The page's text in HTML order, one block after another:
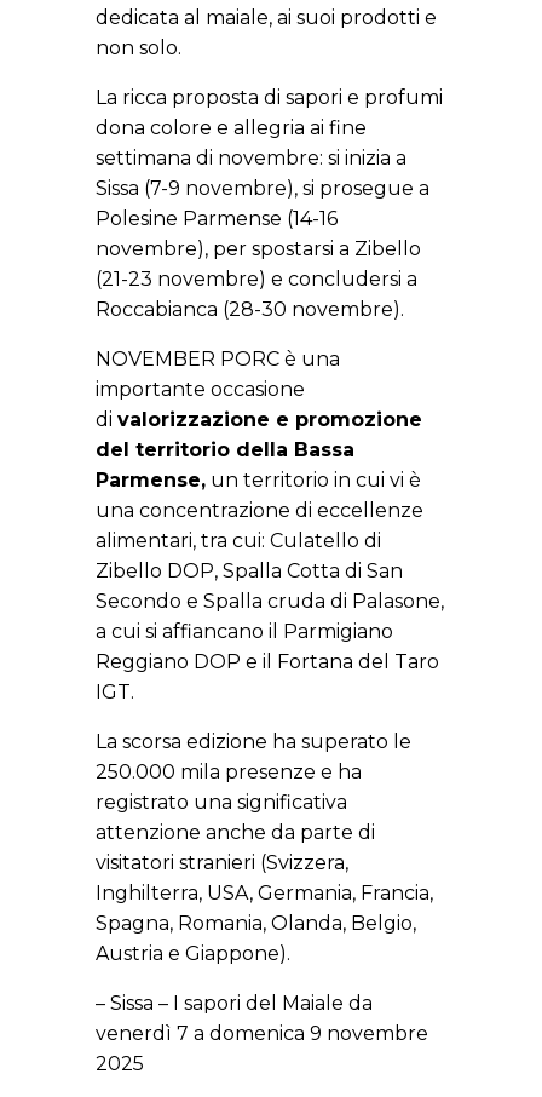
dedicata al maiale, ai suoi prodotti e
non solo.
La ricca proposta di sapori e profumi
dona colore e allegria ai fine
settimana di novembre: si inizia a
Sissa (7-9 novembre), si prosegue a
Polesine Parmense (14-16
novembre), per spostarsi a Zibello
(21-23 novembre) e concludersi a
Roccabianca (28-30 novembre).
NOVEMBER PORC è una
importante occasione
di valorizzazione e promozione
del territorio della Bassa
Parmense, un territorio in cui vi è
una concentrazione di eccellenze
alimentari, tra cui: Culatello di
Zibello DOP, Spalla Cotta di San
Secondo e Spalla cruda di Palasone,
a cui si affiancano il Parmigiano
Reggiano DOP e il Fortana del Taro
IGT.
La scorsa edizione ha superato le
250.000 mila presenze e ha
registrato una significativa
attenzione anche da parte di
visitatori stranieri (Svizzera,
Inghilterra, USA, Germania, Francia,
Spagna, Romania, Olanda, Belgio,
Austria e Giappone).
– Sissa – I sapori del Maiale da
venerdì 7 a domenica 9 novembre
2025